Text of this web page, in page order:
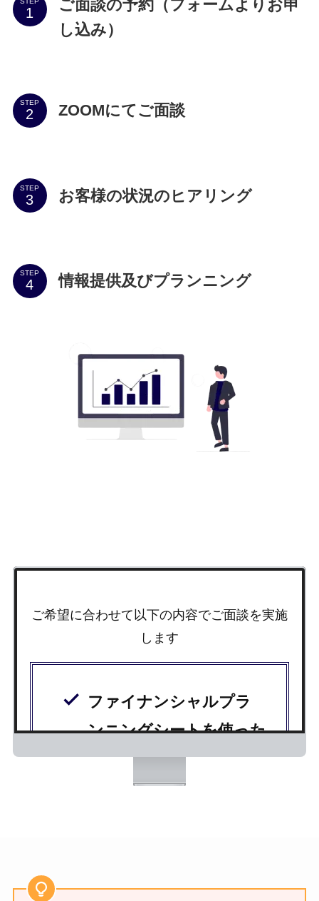
ご面談の予約（フォームよりお申
し込み）
STEP ZOOMにてご面談
STEP お客様の状況のヒアリング
STEP 情報提供及びプランニング
ご希望に合わせて以下の内容でご面談を実施
します
ファイナンシャルプラ
ンニングシートを使った
資産形成計画
運用資産のご予算に合わ